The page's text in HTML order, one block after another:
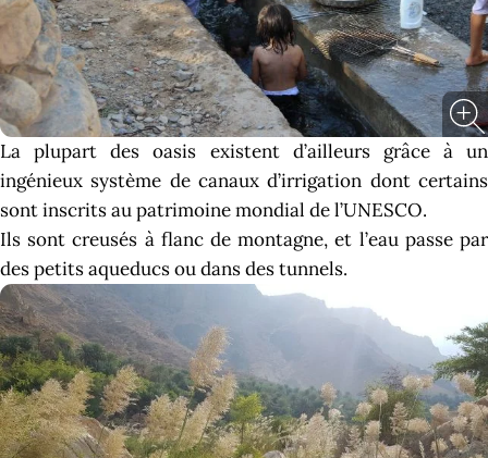
La plupart des oasis existent d’ailleurs grâce à un
ingénieux système de canaux d’irrigation dont certains
sont inscrits au patrimoine mondial de l’UNESCO.
Ils sont creusés à flanc de montagne, et l’eau passe par
des petits aqueducs ou dans des tunnels.